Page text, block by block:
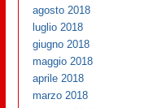
agosto 2018
luglio 2018
giugno 2018
maggio 2018
aprile 2018
marzo 2018